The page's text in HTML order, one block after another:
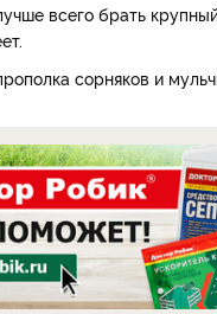
всего брать
сорняков и